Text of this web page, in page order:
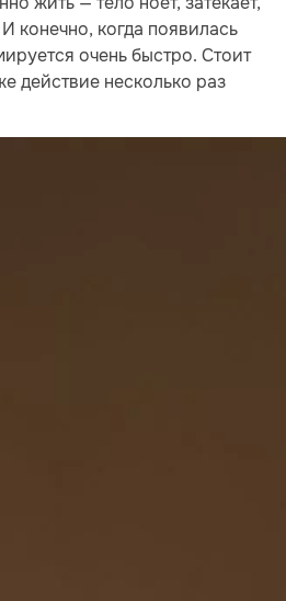
конечно, когда появилась
очень быстро. Стоит
действие несколько раз